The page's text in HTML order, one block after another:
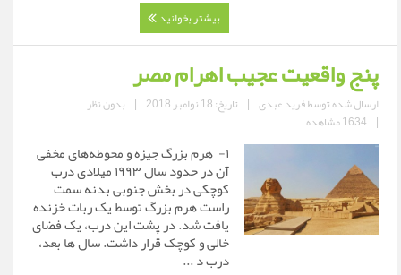
بیشتر بخوانید
پنج واقعیت عجیب اهرام مصر
ارسال شده توسطفرید عبدی | تاریخ: 18 نوامبر 2018 | بدون نظر
| 1634 مشاهده
۱- هرم بزرگ جیزه و محوطه‌های مخفی
آن در حدود سال ۱۹۹۳ میلادی درب
کوچکی در بخش جنوبی بدنه سمت
راست هرم بزرگ توسط یک ربات خزنده
یافت شد. در پشت این درب، یک فضای
خالی و کوچک قرار داشت. سال ها بعد،
درب د ...